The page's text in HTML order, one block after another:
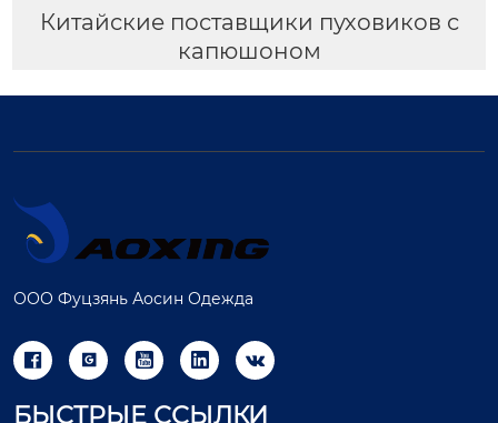
Китайские поставщики пуховиков с
капюшоном
ООО Фуцзянь Аосин Одежда
    
БЫСТРЫЕ ССЫЛКИ